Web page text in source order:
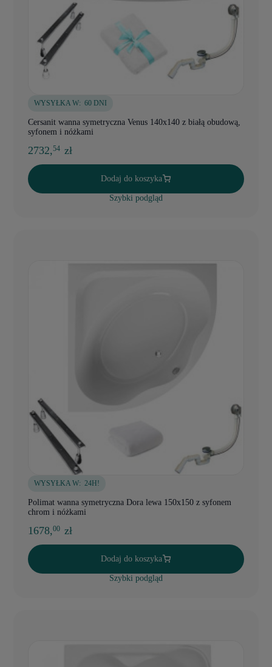
WYSYŁKA W: 60 DNI
Cersanit wanna symetryczna Venus 140x140 z białą obudową,
syfonem i nóżkami
2732,54 zł
Dodaj do koszyka
Szybki podgląd
WYSYŁKA W: 24H!
Polimat wanna symetryczna Dora lewa 150x150 z syfonem
chrom i nóżkami
1678,00 zł
Dodaj do koszyka
Szybki podgląd